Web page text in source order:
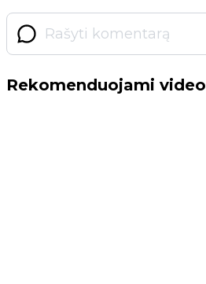
Rekomenduojami video